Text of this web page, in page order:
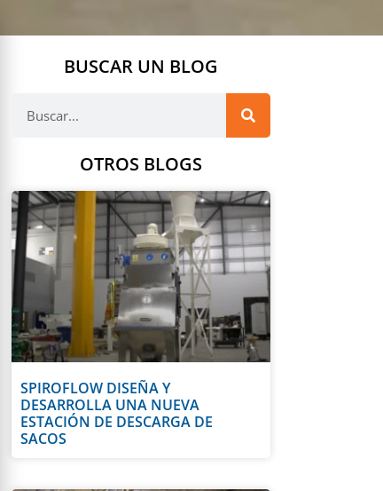
BUSCAR UN BLOG
OTROS BLOGS
SPIROFLOW DISEÑA Y
DESARROLLA UNA NUEVA
ESTACIÓN DE DESCARGA DE
SACOS